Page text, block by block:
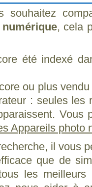
souhaitez
, cela
été indexé
ou plus
: seules les
Vous
Appareils photo
il vous
que de
les